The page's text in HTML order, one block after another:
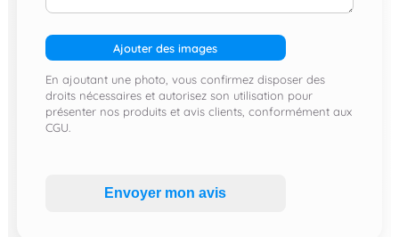
Ajouter des images
En ajoutant une photo, vous confirmez disposer des
droits nécessaires et autorisez son utilisation pour
présenter nos produits et avis clients, conformément aux
CGU.
Envoyer mon avis